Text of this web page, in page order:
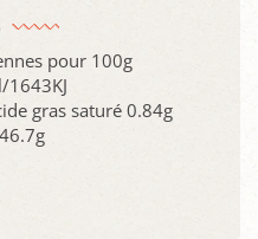
pour 100g
1643KJ
gras saturé 0.84g